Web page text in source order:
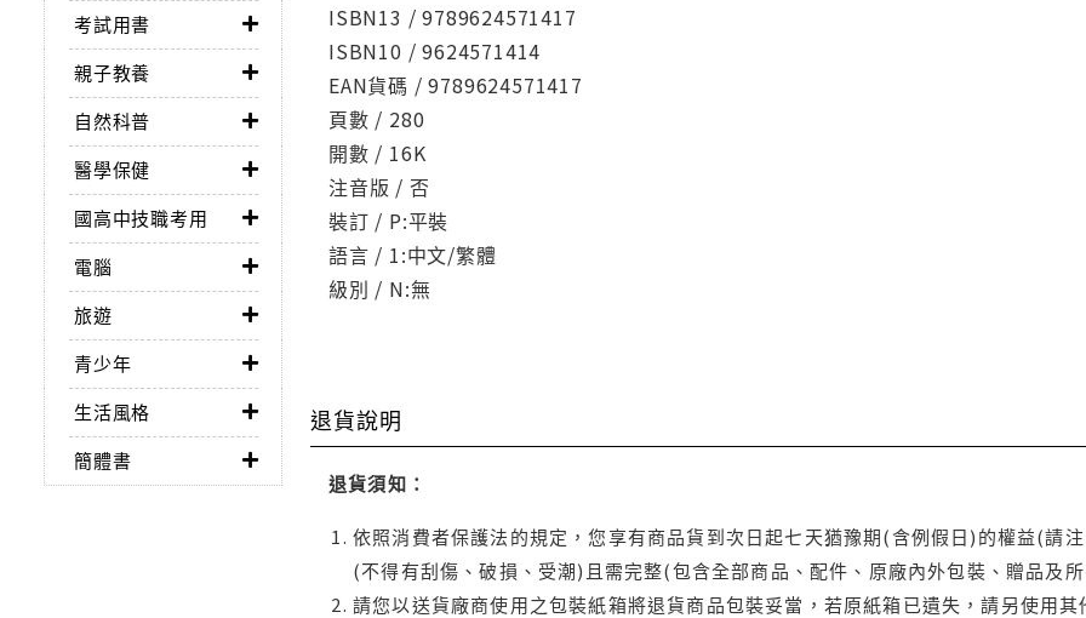
考試用書
親子教養
自然科普
醫學保健
國高中技職考用
電腦
旅遊
青少年
生活風格
簡體書
ISBN13 / 9789624571417
ISBN10 / 9624571414
EAN貨碼 / 9789624571417
頁數 / 280
開數 / 16K
注音版 / 否
裝訂 / P:平裝
語言 / 1:中文/繁體
級別 / N:無
退貨說明
退貨須知：
依照消費者保護法的規定，您享有商品貨到次日起七天猶豫期(含例假日)的權益(請
(不得有刮傷、破損、受潮)且需完整(包含全部商品、配件、原廠內外包裝、贈品及
請您以送貨廠商使用之包裝紙箱將退貨商品包裝妥當，若原紙箱已遺失，請另使用